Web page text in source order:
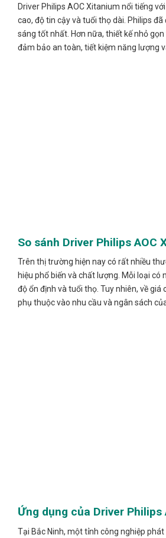
Driver Philips AOC Xitanium nổi tiếng
cao, độ tin cậy và tuổi thọ dài. Philips
sáng tốt nhất. Hơn nữa, thiết kế nhỏ
đảm bảo an toàn, tiết kiệm năng lượng
So sánh Driver Philips AOC
Trên thị trường hiện nay có rất nhiều
hiệu phổ biến và chất lượng. Mỗi loại
độ ổn định và tuổi thọ. Tuy nhiên, về
phụ thuộc vào nhu cầu và ngân sách
Ứng dụng của Driver
Tại Bắc Ninh, một tỉnh công nghiệp